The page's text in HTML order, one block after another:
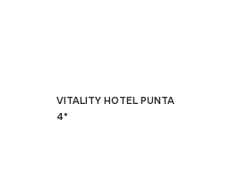
VITALITY HOTEL PUNTA
4*